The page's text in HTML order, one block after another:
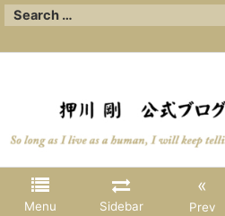
Menu Sidebar
«
Prev